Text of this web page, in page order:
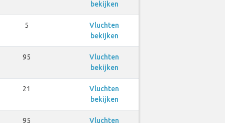
bekijken
5
Vluchten
bekijken
95
Vluchten
bekijken
21
Vluchten
bekijken
95 Vluchten